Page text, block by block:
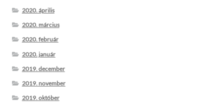
2020. április
2020. március
2020. február
2020. január
2019. december
2019. november
2019. október